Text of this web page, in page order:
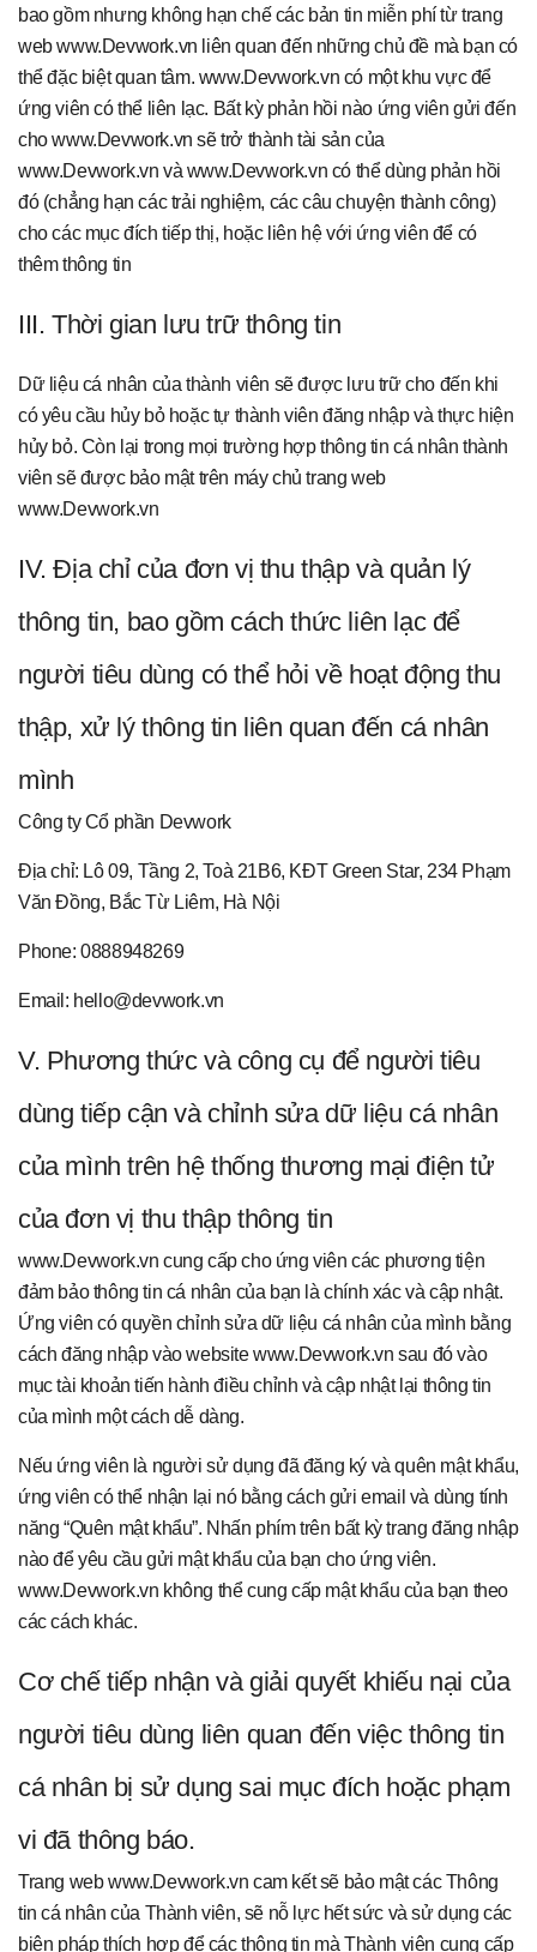
bao gồm nhưng không hạn chế các bản tin miễn phí từ trang
web www.Devwork.vn liên quan đến những chủ đề mà bạn có
thể đặc biệt quan tâm. www.Devwork.vn có một khu vực để
ứng viên có thể liên lạc. Bất kỳ phản hồi nào ứng viên gửi đến
cho www.Devwork.vn sẽ trở thành tài sản của
www.Devwork.vn và www.Devwork.vn có thể dùng phản hồi
đó (chẳng hạn các trải nghiệm, các câu chuyện thành công)
cho các mục đích tiếp thị, hoặc liên hệ với ứng viên để có
thêm thông tin
III. Thời gian lưu trữ thông tin
Dữ liệu cá nhân của thành viên sẽ được lưu trữ cho đến khi
có yêu cầu hủy bỏ hoặc tự thành viên đăng nhập và thực hiện
hủy bỏ. Còn lại trong mọi trường hợp thông tin cá nhân thành
viên sẽ được bảo mật trên máy chủ trang web
www.Devwork.vn
IV. Địa chỉ của đơn vị thu thập và quản lý
thông tin, bao gồm cách thức liên lạc để
người tiêu dùng có thể hỏi về hoạt động thu
thập, xử lý thông tin liên quan đến cá nhân
mình
Công ty Cổ phần Devwork
Địa chỉ: Lô 09, Tầng 2, Toà 21B6, KĐT Green Star, 234 Phạm
Văn Đồng, Bắc Từ Liêm, Hà Nội
Phone: 0888948269
Email: hello@devwork.vn
V. Phương thức và công cụ để người tiêu
dùng tiếp cận và chỉnh sửa dữ liệu cá nhân
của mình trên hệ thống thương mại điện tử
của đơn vị thu thập thông tin
www.Devwork.vn cung cấp cho ứng viên các phương tiện
đảm bảo thông tin cá nhân của bạn là chính xác và cập nhật.
Ứng viên có quyền chỉnh sửa dữ liệu cá nhân của mình bằng
cách đăng nhập vào website www.Devwork.vn sau đó vào
mục tài khoản tiến hành điều chỉnh và cập nhật lại thông tin
của mình một cách dễ dàng.
Nếu ứng viên là người sử dụng đã đăng ký và quên mật khẩu,
ứng viên có thể nhận lại nó bằng cách gửi email và dùng tính
năng “Quên mật khẩu”. Nhấn phím trên bất kỳ trang đăng nhập
nào để yêu cầu gửi mật khẩu của bạn cho ứng viên.
www.Devwork.vn không thể cung cấp mật khẩu của bạn theo
các cách khác.
Cơ chế tiếp nhận và giải quyết khiếu nại của
người tiêu dùng liên quan đến việc thông tin
cá nhân bị sử dụng sai mục đích hoặc phạm
vi đã thông báo.
Trang web www.Devwork.vn cam kết sẽ bảo mật các Thông
tin cá nhân của Thành viên, sẽ nỗ lực hết sức và sử dụng các
biện pháp thích hợp để các thông tin mà Thành viên cung cấp